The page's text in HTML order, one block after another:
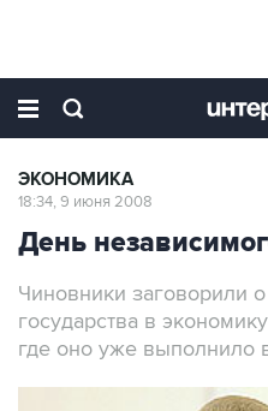
ЭКОНОМИКА
18:34, 9 июня 2008
День
Чиновники заговорили
государства в
где оно уже выполнило